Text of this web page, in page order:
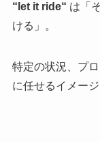
“ let it ride“ は「
ける」。
特定の状況、プ
に任せるイメージ